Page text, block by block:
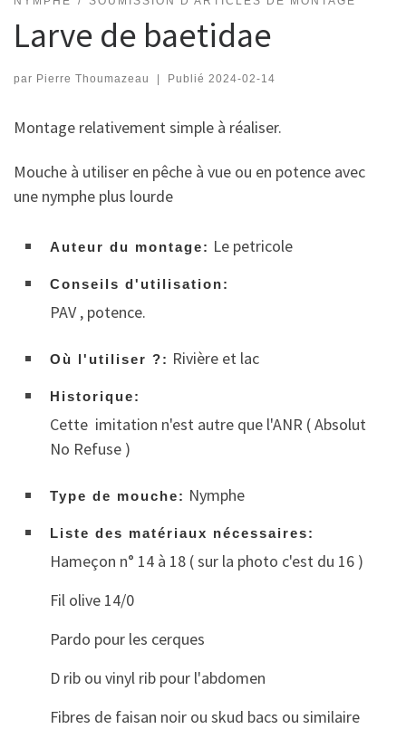
Larve de baetidae
par Pierre Thoumazeau Publié 2024-02-14
Montage relativement simple à réaliser.
Mouche à utiliser en pêche à vue ou en potence avec
une nymphe plus lourde
Auteur du montage: Le petricole
Conseils d'utilisation:
PAV , potence.
Où l'utiliser ?: Rivière et lac
Historique:
Cette imitation n'est autre que l'ANR ( Absolut
No Refuse )
Type de mouche: Nymphe
Liste des matériaux nécessaires:
Hameçon n° 14 à 18 ( sur la photo c'est du 16 )
Fil olive 14/0
Pardo pour les cerques
D rib ou vinyl rib pour l'abdomen
Fibres de faisan noir ou skud bacs ou similaire